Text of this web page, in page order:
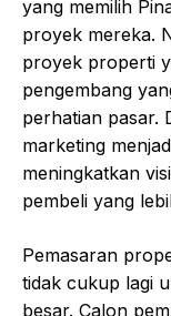
yang memilih
proyek mereka.
proyek properti
pengembang
perhatian pasar.
marketing
meningkatkan
pembeli yang
Pemasaran
tidak cukup lagi
besar. Calon